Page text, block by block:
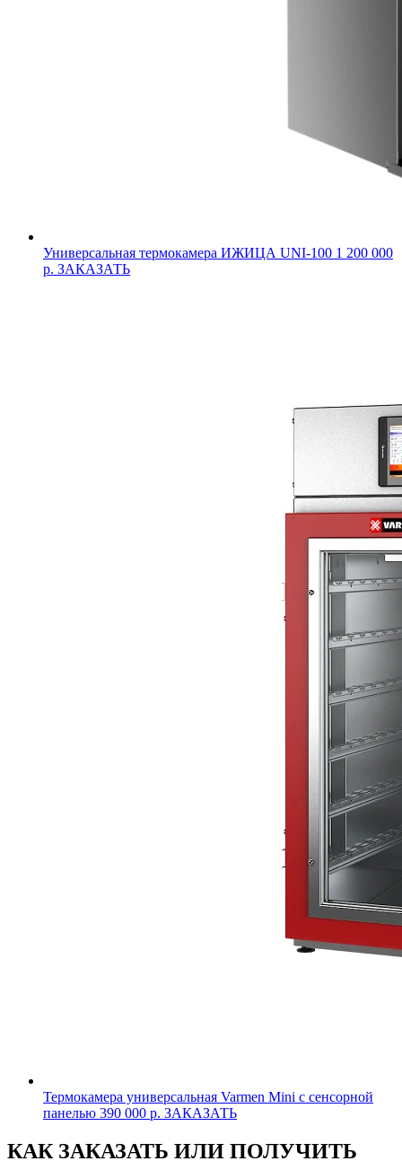
Универсальная термокамера ИЖИЦА UNI-100 1 200 000
р. ЗАКАЗАТЬ
Термокамера универсальная Varmen Mini с сенсорной
панелью 390 000 р. ЗАКАЗАТЬ
КАК ЗАКАЗАТЬ ИЛИ ПОЛУЧИТЬ